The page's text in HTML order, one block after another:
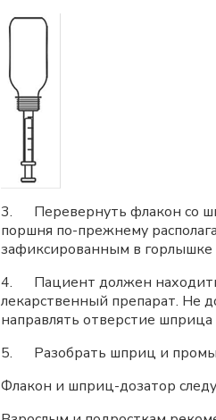
3. Перевернуть флакон со
поршня по-прежнему
зафиксированным в
4. Пациент должен
лекарственный препарат. Не
направлять отверстие
5. Разобрать шприц и
Флакон и шприц-дозатор